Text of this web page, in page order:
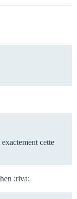
cette
:riva: